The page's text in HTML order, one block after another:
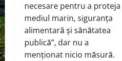
necesare pentru a proteja
mediul marin, siguranța
alimentară și sănătatea
publică”, dar nu a
menționat nicio măsură.